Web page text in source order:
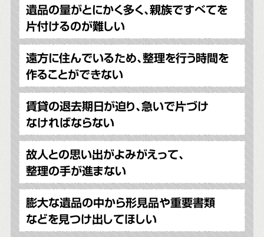
遺品の量がとにかく多く、親族ですべてを
片付けるのが難しい
遠方に住んでいるため、整理を行う時間を
作ることができない
賃貸の退去期日が迫り、急いで片づけ
なければならない
故人との思い出がよみがえって、
整理の手が進まない
膨大な遺品の中から形見品や重要書類
などを見つけ出してほしい